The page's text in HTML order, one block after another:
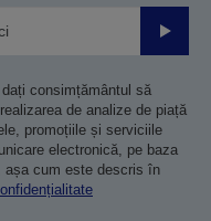
consimțământul să
de analize de piață
promoțiile și serviciile
electronică, pe baza
așa cum este descris în